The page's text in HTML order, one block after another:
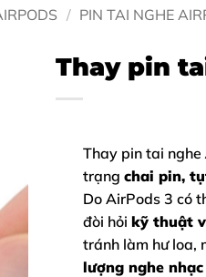
/ PIN TAI NGHE
Thay pin
Thay pin tai nghe
trạng chai pin,
Do AirPods 3 có
đòi hỏi kỹ thuật
tránh làm hư loa,
lượng nghe